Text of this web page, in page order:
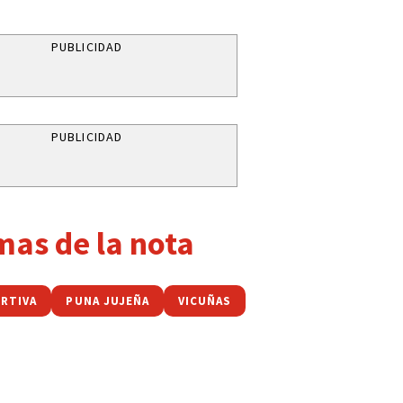
PUBLICIDAD
PUBLICIDAD
de la nota
PUNA JUJEÑA VICUÑAS